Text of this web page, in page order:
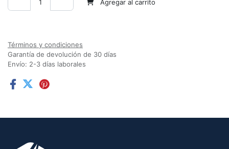
Agregar al carrito
Términos y condiciones
Garantía de devolución de 30 días
Envío: 2-3 días laborales